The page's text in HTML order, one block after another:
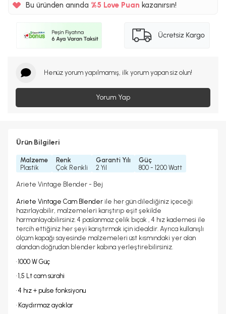
Bu üründen anında %5
%5
Love Puan kazanırsın!
Henüz yorum yapılmamış, ilk yorum yapan siz olun!
Yorum Yap
Ürün Bilgileri
Malzeme
Plastik
Renk
Çok Renkli
Garanti Yılı
2 Yıl
Güç
800 - 1200 Watt
Ariete Vintage Blender - Bej
Ariete Vintage Cam Blender ile her gün dilediğiniz içeceği
hazırlayabilir, malzemeleri karıştırıp eşit şekilde
harmanlayabilirsiniz. 4 paslanmaz çelik bıçak , 4 hız kademesi ile
tercih ettiğiniz her şeyi karıştırmak için idealdir. Ayrıca kullanışlı
ölçüm kapağı sayesinde malzemeleri üst kısmındaki yer alan
alandan doğrudan blender kabına yerleştirebilirsiniz.
• 1000 W Güç
• 1,5 Lt cam sürahi
• 4 hız + pulse fonksiyonu
• Kaydırmaz ayaklar